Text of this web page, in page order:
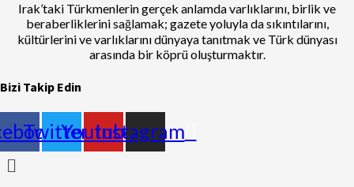
Irak’taki Türkmenlerin gerçek anlamda varlıklarını, birlik ve
beraberliklerini sağlamak; gazete yoluyla da sıkıntılarını,
kültürlerini ve varlıklarını dünyaya tanıtmak ve Türk dünyası
arasında bir köprü oluşturmaktır.
Bizi Takip Edin
TwitterYoutube
Instagram
Menu